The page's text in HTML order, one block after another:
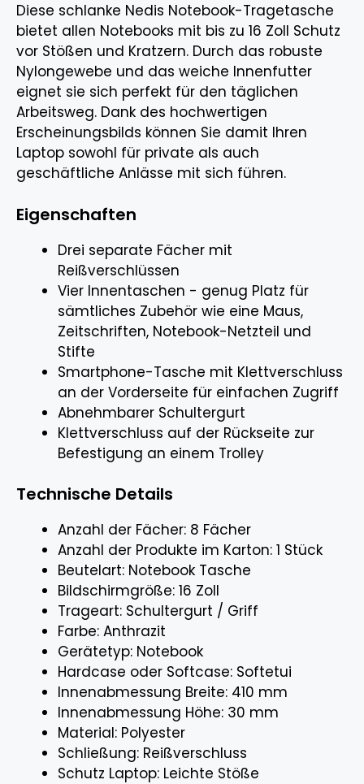
Diese schlanke Nedis Notebook-Tragetasche
bietet allen Notebooks mit bis zu 16 Zoll Schutz
vor Stößen und Kratzern. Durch das robuste
Nylongewebe und das weiche Innenfutter
eignet sie sich perfekt für den täglichen
Arbeitsweg. Dank des hochwertigen
Erscheinungsbilds können Sie damit Ihren
Laptop sowohl für private als auch
geschäftliche Anlässe mit sich führen.
Eigenschaften
Drei separate Fächer mit
Reißverschlüssen
Vier Innentaschen - genug Platz für
sämtliches Zubehör wie eine Maus,
Zeitschriften, Notebook-Netzteil und
Stifte
Smartphone-Tasche mit Klettverschluss
an der Vorderseite für einfachen Zugriff
Abnehmbarer Schultergurt
Klettverschluss auf der Rückseite zur
Befestigung an einem Trolley
Technische Details
Anzahl der Fächer: 8 Fächer
Anzahl der Produkte im Karton: 1 Stück
Beutelart: Notebook Tasche
Bildschirmgröße: 16 Zoll
Trageart: Schultergurt / Griff
Farbe: Anthrazit
Gerätetyp: Notebook
Hardcase oder Softcase: Softetui
Innenabmessung Breite: 410 mm
Innenabmessung Höhe: 30 mm
Material: Polyester
Schließung: Reißverschluss
Schutz Laptop: Leichte Stöße